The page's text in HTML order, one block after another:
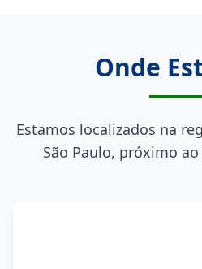
Onde
Estamos localizados na
São Paulo, próximo